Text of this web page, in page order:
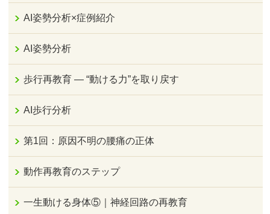
AI姿勢分析×症例紹介
AI姿勢分析
歩行再教育 ― “動ける力”を取り戻す
AI歩行分析
第1回：原因不明の腰痛の正体
動作再教育のステップ
一生動ける身体⑤｜神経回路の再教育